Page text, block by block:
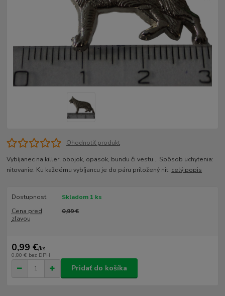
Ohodnotiť produkt
Vybíjanec na killer, obojok, opasok, bundu či vestu... Spôsob uchytenia:
nitovanie. Ku každému vybíjancu je do páru priložený nit. celý popis
Dostupnosť
Skladom 1 ks
Cena pred
zľavou
0,99 €
0,99 €/ks
0,80 € bez DPH
Pridať do košíka